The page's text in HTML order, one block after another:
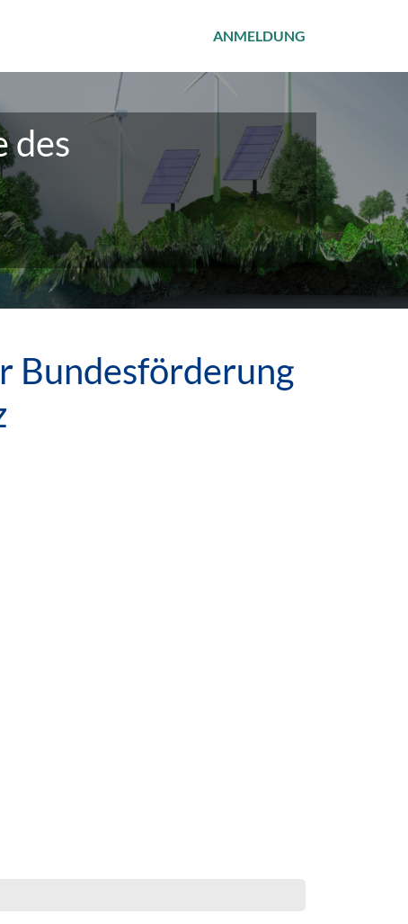
ANMELDUNG
des
Bundesförderung